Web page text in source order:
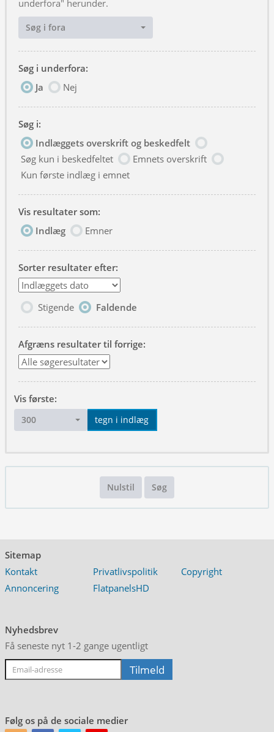
underfora" herunder.
Søg i fora
Søg i underfora:
Ja
Nej
Søg i:
Indlæggets overskrift og beskedfelt
Søg kun i beskedfeltet
Emnets overskrift
Kun første indlæg i emnet
Vis resultater som:
Indlæg
Emner
Sorter resultater efter:
Stigende Faldende
Afgræns resultater til forrige:
Vis første:
300 tegn i indlæg
Nulstil Søg
Sitemap
Kontakt
Privatlivspolitik
Copyright
Annoncering
FlatpanelsHD
Nyhedsbrev
Få seneste nyt 1-2 gange ugentligt
Følg os på de sociale medier